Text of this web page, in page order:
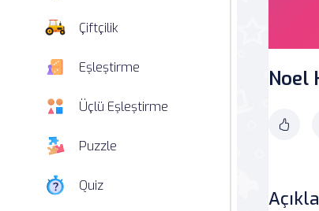
Çiftçilik
Eşleştirme
Üçlü Eşleştirme
Puzzle
Quiz
Noel